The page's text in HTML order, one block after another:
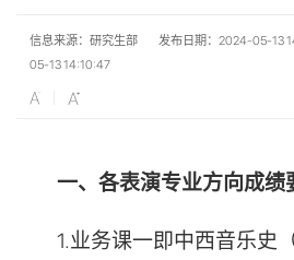
信息来源：研究生部 发布日期：2024-05-13
05-13 14:10:47
一、各表演专业方向成绩
1.业务课一即中西音乐史